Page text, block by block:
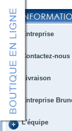
Entreprise
Contactez-nous
Livraison
Entreprise
L'équipe